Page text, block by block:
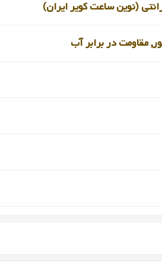
(نوین ساعت کویر ایران)
مقاومت در برابر آب